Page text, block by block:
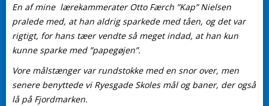
En af mine lærekammerater Otto Færch ”Kap” Nielsen
pralede med, at han aldrig sparkede med tåen, og det var
rigtigt, for hans tæer vendte så meget indad, at han kun
kunne sparke med ”papegøjen”.
Vore målstænger var rundstokke med en snor over, men
senere benyttede vi Ryesgade Skoles mål og baner, der også
lå på Fjordmarken.